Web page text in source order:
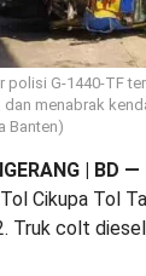
polisi G-1440-TF
menabrak
Banten)
| BD —
Cikupa Tol
Truk colt